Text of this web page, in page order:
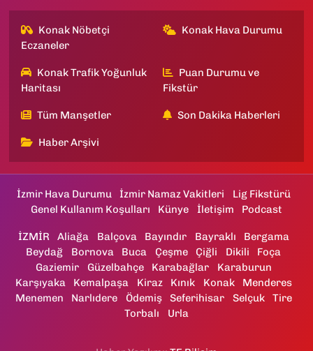
Konak Nöbetçi
Eczaneler
Konak Hava Durumu
Konak Trafik Yoğunluk
Haritası
Puan Durumu ve
Fikstür
Tüm Manşetler Son Dakika Haberleri
Haber Arşivi
İzmir Hava Durumu İzmir Namaz Vakitleri
Lig Fikstürü
Genel Kullanım Koşulları
Künye İletişim Podcast
İZMİR Aliağa Balçova Bayındır Bayraklı
Bergama
Beydağ
Bornova Buca Çeşme Çiğli Dikili
Foça
Gaziemir
Güzelbahçe Karabağlar
Karaburun
Karşıyaka
Kemalpaşa Kiraz Kınık Konak
Menderes
Menemen
Narlıdere Ödemiş Seferihisar Selçuk
Tire
Torbalı
Urla